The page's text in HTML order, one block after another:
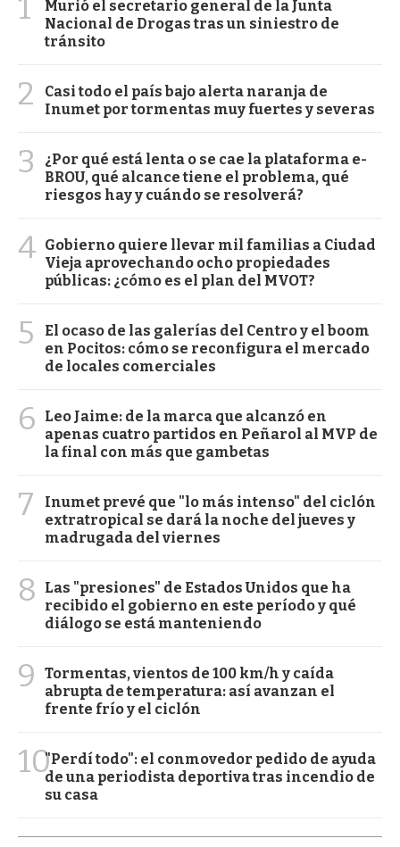
1
Murió el secretario general de la Junta
Nacional de Drogas tras un siniestro de
tránsito
2
Casi todo el país bajo alerta naranja de
Inumet por tormentas muy fuertes y severas
3
¿Por qué está lenta o se cae la plataforma e-
BROU, qué alcance tiene el problema, qué
riesgos hay y cuándo se resolverá?
4 Gobierno quiere llevar mil familias a Ciudad
Vieja aprovechando ocho propiedades
públicas: ¿cómo es el plan del MVOT?
5
El ocaso de las galerías del Centro y el boom
en Pocitos: cómo se reconfigura el mercado
de locales comerciales
6
Leo Jaime: de la marca que alcanzó en
apenas cuatro partidos en Peñarol al MVP de
la final con más que gambetas
7
Inumet prevé que "lo más intenso" del ciclón
extratropical se dará la noche del jueves y
madrugada del viernes
8
Las "presiones" de Estados Unidos que ha
recibido el gobierno en este período y qué
diálogo se está manteniendo
9
Tormentas, vientos de 100 km/h y caída
abrupta de temperatura: así avanzan el
frente frío y el ciclón
10"Perdí todo": el conmovedor pedido de ayuda
de una periodista deportiva tras incendio de
su casa